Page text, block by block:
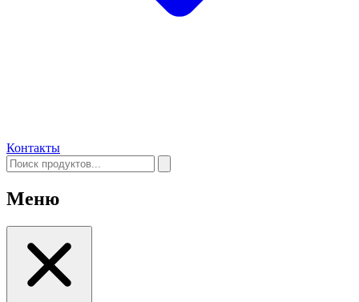
Контакты
Меню